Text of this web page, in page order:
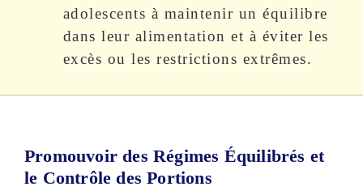
adolescents à maintenir un équilibre
dans leur alimentation et à éviter les
excès ou les restrictions extrêmes.
Promouvoir des Régimes Équilibrés et
le Contrôle des Portions